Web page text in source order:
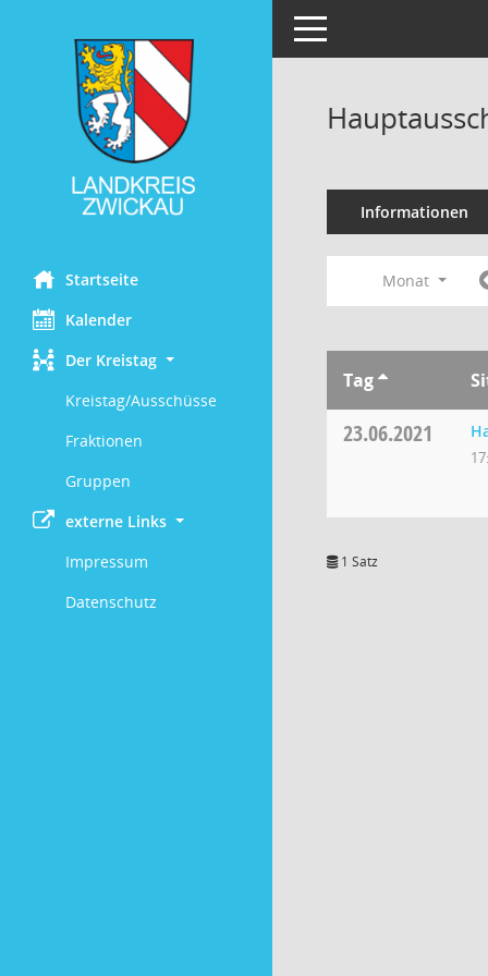
Startseite
Kalender
Der Kreistag
Kreistag/Ausschüsse
Fraktionen
Gruppen
externe Links
Impressum
Datenschutz
Toggle navigation
Informationen
Monat
Tag
23.06.2021
1 Satz